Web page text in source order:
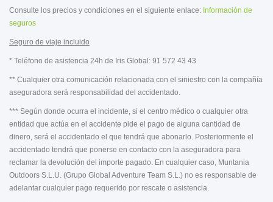
Consulte los precios y condiciones en el siguiente enlace: Información de
seguros
Seguro de viaje incluido
* Teléfono de asistencia 24h de Iris Global: 91 572 43 43
** Cualquier otra comunicación relacionada con el siniestro con la compañía
aseguradora será responsabilidad del accidentado.
*** Según donde ocurra el incidente, si el centro médico o cualquier otra
entidad que actúa en el accidente pide el pago de alguna cantidad de
dinero, será el accidentado el que tendrá que abonarlo. Posteriormente el
accidentado tendrá que ponerse en contacto con la aseguradora para
reclamar la devolución del importe pagado. En cualquier caso, Muntania
Outdoors S.L.U. (Grupo Global Adventure Team S.L.) no es responsable de
adelantar cualquier pago requerido por rescate o asistencia.